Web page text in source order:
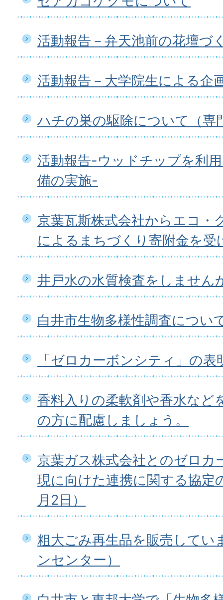
活動報告－弁天池前の花壇づ
活動報告－大学院生による企
ハチの巣の駆除について（専
活動報告-ウッドチップを利
備の実施-
京葉瓦斯株式会社からエコ・
によるまちづくり寄附金を受
井戸水の水質検査をしません
白井市生物多様性調査につい
「ゼロカーボンシティ」の
香料入りの柔軟剤や香水など
の方に配慮しましょう。
京葉ガス株式会社とのゼロカ
現に向けた連携に関する協定
月2日）
粗大ごみ再生品を販売してい
ンセンター）